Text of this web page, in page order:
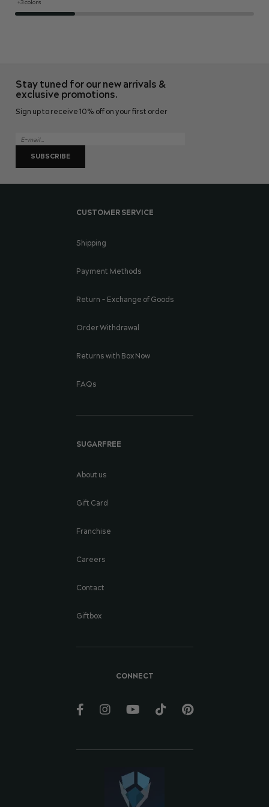
+3 colors
CUSTOMER SERVICE
Shipping
Payment Methods
Return - Exchange of Goods
Order Withdrawal
Returns with Box Now
FAQs
SUGARFREE
About us
Gift Card
Franchise
Careers
Contact
Giftbox
CONNECT
Stay tuned for our new arrivals &
exclusive promotions.
Sign up to receive 10% off on your first order
SUBSCRIBE